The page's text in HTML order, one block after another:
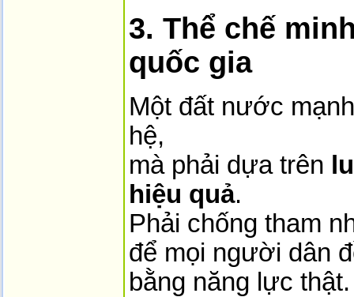
3. Thể chế
quốc gia
Một đất nước
hệ,
mà phải dựa trên
hiệu quả.
Phải chống tham
để mọi người dân
bằng năng lực thật.